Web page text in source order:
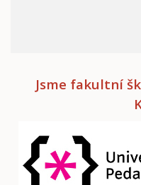
Jsme fakultní